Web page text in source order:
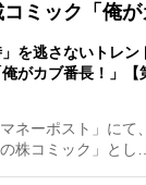
ミック「俺が
」を逃さないトレ
がカブ番長！」【
ネーポスト」にて
株コミック」とし